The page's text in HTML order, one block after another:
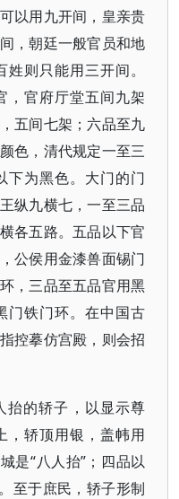
以用九开间，皇亲贵
，朝廷一般官员和地
则只能用三开间。
，官府厅堂五间九架
五间七架；六品至九
色，清代规定一至三
下为黑色。大门的门
纵九横七，一至三品
各五路。五品以下官
公侯用金漆兽面锡门
，三品至五品官用黑
门铁门环。在中国古
控摹仿宫殿，则会招
抬的轿子，以显示尊
，轿顶用银，盖帏用
是“八人抬”；四品以
至于庶民，轿子形制